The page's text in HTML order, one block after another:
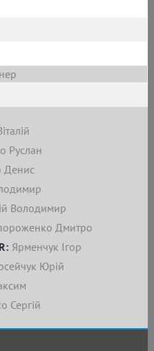
Руслан
Денис
Сергій
Юрій
Володимир
Дмитро
Ярменчук Ігор